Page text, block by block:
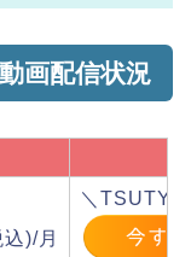
画配信状況
)/月
＼